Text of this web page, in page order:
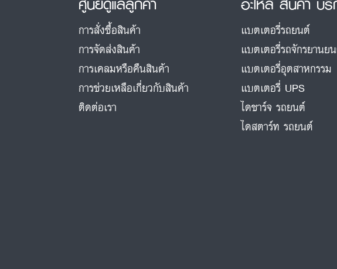
การสั่งซื้อสินค้า
การจัดส่งสินค้า
การเคลมหรือคืนสินค้า
การช่วยเหลือเกี่ยวกับสินค้า
ติดต่อเรา
แบตเตอรี่รถยนต์
แบตเตอรี่รถจักรยานย
แบตเตอรี่อุตสาหกรรม
แบตเตอรี่ UPS
ไดชาร์จ รถยนต์
ไดสตาร์ท รถยนต์